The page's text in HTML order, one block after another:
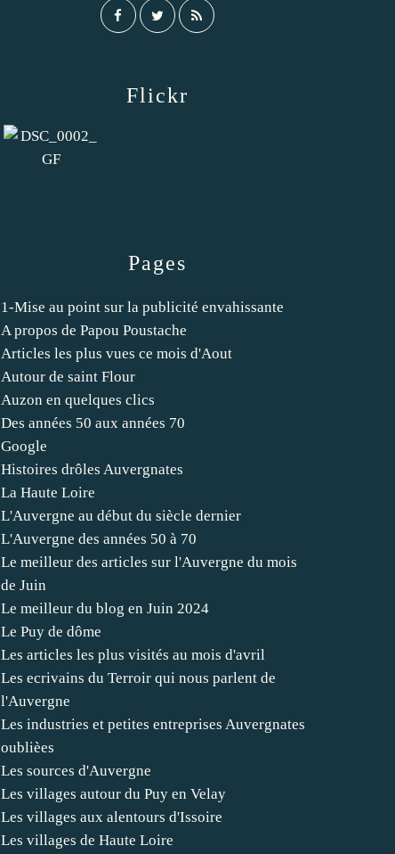
Pages
1-Mise au point sur la publicité envahissante
A propos de Papou Poustache
Articles les plus vues ce mois d'Aout
Autour de saint Flour
Auzon en quelques clics
Des années 50 aux années 70
Google
Histoires drôles Auvergnates
La Haute Loire
L'Auvergne au début du siècle dernier
L'Auvergne des années 50 à 70
Le meilleur des articles sur l'Auvergne du mois
de Juin
Le meilleur du blog en Juin 2024
Le Puy de dôme
Les articles les plus visités au mois d'avril
Les ecrivains du Terroir qui nous parlent de
l'Auvergne
Les industries et petites entreprises Auvergnates
oublièes
Les sources d'Auvergne
Les villages autour du Puy en Velay
Les villages aux alentours d'Issoire
Les villages de Haute Loire
Flickr